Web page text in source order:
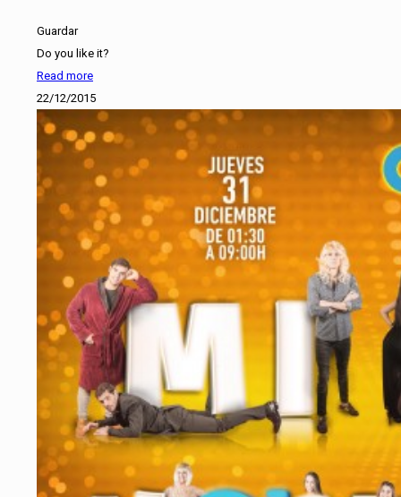
Guardar
Do you like it?
Read more
22/12/2015